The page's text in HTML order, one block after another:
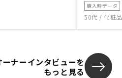
購入時データ
50代 / 化粧
ーナーインタビューを
もっと見る